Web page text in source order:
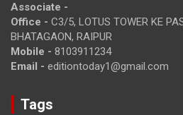
Associate -
Office - C3/5, LOTUS TOWER KE
BHATAGAON, RAIPUR
Mobile - 8103911234
Email - editiontoday1@gmail.com
Tags